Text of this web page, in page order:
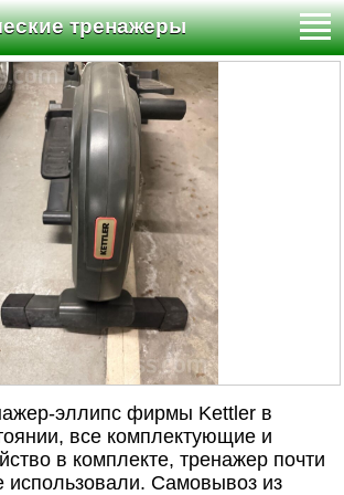
тренажеры
эллипс фирмы Kettler в
все комплектующие и
в комплекте, тренажер почти
использовали. Самовывоз из